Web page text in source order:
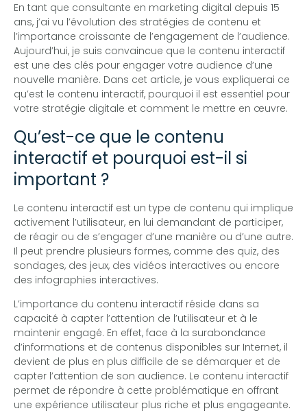
En tant que consultante en marketing digital depuis 15
ans, j’ai vu l’évolution des stratégies de contenu et
l’importance croissante de l’engagement de l’audience.
Aujourd’hui, je suis convaincue que le contenu interactif
est une des clés pour engager votre audience d’une
nouvelle manière. Dans cet article, je vous expliquerai ce
qu’est le contenu interactif, pourquoi il est essentiel pour
votre stratégie digitale et comment le mettre en œuvre.
Qu’est-ce que le contenu
interactif et pourquoi est-il si
important ?
Le contenu interactif est un type de contenu qui implique
activement l’utilisateur, en lui demandant de participer,
de réagir ou de s’engager d’une manière ou d’une autre.
Il peut prendre plusieurs formes, comme des quiz, des
sondages, des jeux, des vidéos interactives ou encore
des infographies interactives.
L’importance du contenu interactif réside dans sa
capacité à capter l’attention de l’utilisateur et à le
maintenir engagé. En effet, face à la surabondance
d’informations et de contenus disponibles sur Internet, il
devient de plus en plus difficile de se démarquer et de
capter l’attention de son audience. Le contenu interactif
permet de répondre à cette problématique en offrant
une expérience utilisateur plus riche et plus engageante.